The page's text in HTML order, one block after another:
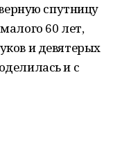
спутницу
60 лет,
и девятерых
и с